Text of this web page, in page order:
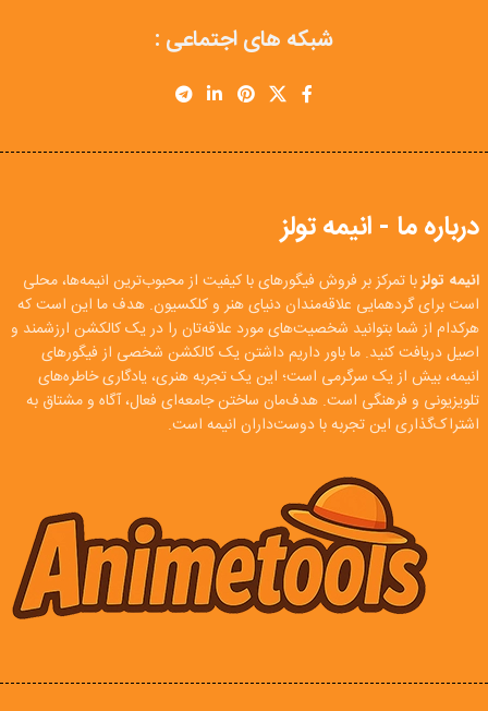
شبکه های اجتماعی :
درباره ما - انیمه تولز
انیمه تولزبا تمرکز بر فروش فیگورهای با کیفیت از محبوب‌ترین انیمه‌ها، محلی
است برای گردهمایی علاقه‌مندان دنیای هنر و کلکسیون. هدف ما این است که
هرکدام از شما بتوانید شخصیت‌های مورد علاقه‌تان را در یک کالکشن ارزشمند و
اصیل دریافت کنید. ما باور داریم داشتن یک کالکشن شخصی از فیگورهای
انیمه، بیش از یک سرگرمی است؛ این یک تجربه هنری، یادگاری خاطره‌های
تلویزیونی و فرهنگی است. هدف‌مان ساختن جامعه‌ای فعال، آگاه و مشتاق به
اشتراک‌گذاری این تجربه با دوست‌داران انیمه است.